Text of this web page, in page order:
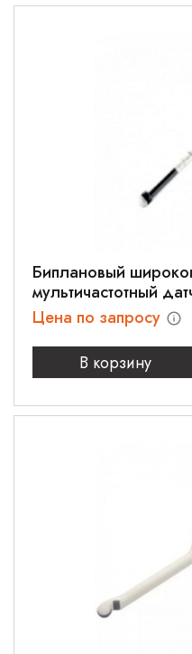
Биплановый
мультичастотный
Цена по запросу
В корзину